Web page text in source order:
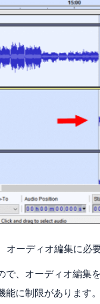
ーディオ編集に必
で、オーディオ編集
能に制限があります。